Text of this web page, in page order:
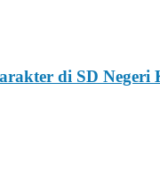
di SD Negeri